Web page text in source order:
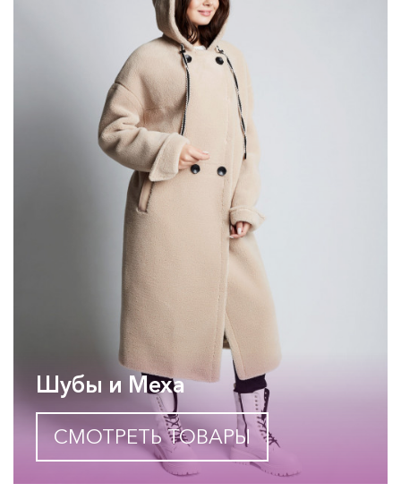
Шубы и Меха
СМОТРЕТЬ ТОВАРЫ